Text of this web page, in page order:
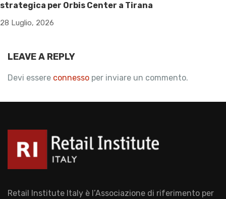
strategica per Orbis Center a Tirana
28 Luglio, 2026
LEAVE A REPLY
Devi essere connesso per inviare un commento.
Retail Institute Italy è l’Associazione di riferimento per